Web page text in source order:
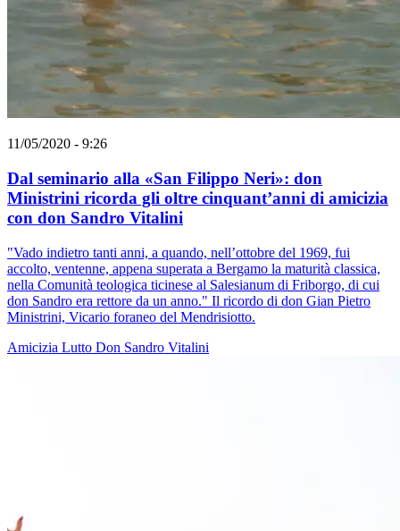
11/05/2020 - 9:26
Dal seminario alla «San Filippo Neri»: don
Ministrini ricorda gli oltre cinquant’anni di amicizia
con don Sandro Vitalini
"Vado indietro tanti anni, a quando, nell’ottobre del 1969, fui
accolto, ventenne, appena superata a Bergamo la maturità classica,
nella Comunità teologica ticinese al Salesianum di Friborgo, di cui
don Sandro era rettore da un anno." Il ricordo di don Gian Pietro
Ministrini, Vicario foraneo del Mendrisiotto.
Amicizia Lutto Don Sandro Vitalini